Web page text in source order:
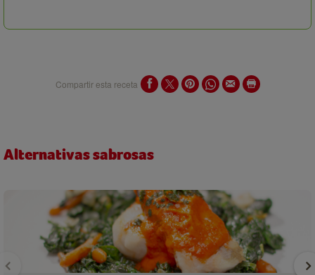
Compartir esta receta
Alternativas sabrosas